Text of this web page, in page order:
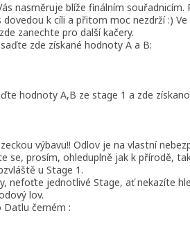
nasměruje blíže finálním souřadnicím.
k cíli a přitom moc nezdrží :) Ve
zanechte pro další kačery.
zde získané hodnoty A a B:
hodnoty A,B ze stage 1 a zde
výbavu!! Odlov je na vlastní
se, prosím, ohleduplně jak k přírodě,
u Stage 1.
nefoťte jednotlivé Stage, ať nekazíte
lov.
Datlu černém :